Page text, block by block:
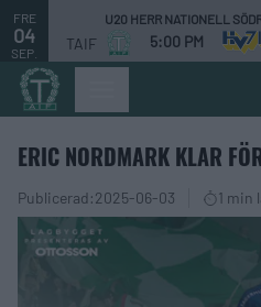
FRE
04
SEP.
U20 HERR NATIONELL
TAIF 5:00 PM
ERIC NORDMARK KLAR
Publicerad:2025-06-03 1 min